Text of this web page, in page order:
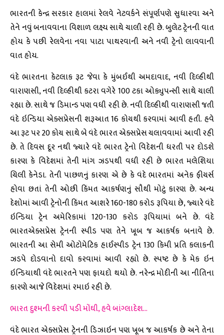
ભારતની કેન્દ્ર સરકાર હાલમાં રેલવે નેટવર્કને સંપૂર્ણપણે સુધારવા અને
તેને નવું બનાવવાના વિશાળ લક્ષ્ય સાથે ચાલી રહી છે. બુલેટ ટ્રેનની વાત
હોય કે પછી રેલવેના નવા પાટા પાથરવાની અને નવી ટ્રેનો લાવવાની
વાત હોય.
વંદે ભારતના કેટલાક રૂટ જેવા કે મુંબઈથી અમદાવાદ, નવી દિલ્હીથી
વારાણસી, નવી દિલ્હીથી કટરા વગેરે 100 ટકા ઓક્યુપન્સી સાથે ચાલી
રહ્યા છે. સાથે જ ડિમાન્ડ પણ વધી રહી છે. નવી દિલ્હીથી વારાણસી જતી
વંદે ઇન્ડિયા એક્સપ્રેસની શરૂઆત 16 કોચથી કરવામાં આવી હતી. હવે
આ રૂટ પર 20 કોચ સાથે બે વંદે ભારત એક્સપ્રેસ ચલાવવામાં આવી રહી
છે. તે દિવસ દૂર નથી જ્યારે વંદે ભારત ટ્રેનો વિદેશની ધરતી પર દોડશે
કારણ કે વિદેશમાં તેની માંગ ઝડપથી વધી રહી છે ભારત મલેશિયા
ચિલી કેનેડા. તેની પાછળનું કારણ એ છે કે વંદે ભારતમાં અનેક ફીચર્સ
હોવા છતાં તેની ઓછી કિંમત આકર્ષણનું સૌથી મોટું કારણ છે. અન્ય
દેશોમાં આવી ટ્રેનોની કિંમત આશરે 160-180 કરોડ રૂપિયા છે, જ્યારે વંદે
ઇન્ડિયા ટ્રેન અમેરિકામાં 120-130 કરોડ રૂપિયામાં બને છે. વંદે
ભારતએક્સપ્રેસ ટ્રેનની સ્પીડ પણ તેને ખૂબ જ આકર્ષક બનાવે છે.
ભારતની આ સેમી ઓટોમેટિક હાઈસ્પીડ ટ્રેન 130 કિમી પ્રતિ કલાકની
ઝડપે દોડવાનો દાવો કરવામાં આવી રહ્યો છે. સ્પષ્ટ છે કે મેક ઇન
ઇન્ડિયાથી વંદે ભારતને પણ ફાયદો થયો છે. નરેન્દ્ર મોદીની આ નીતિના
કારણે આજે વિદેશમાં રમાઇ રહી છે.
ભારત દુશ્મની કરવી પડી મોંઘી, હવે બાંગ્લાદેશ…
વંદે ભારત એક્સપ્રેસ ટ્રેનની ડિઝાઇન પણ ખૂબ જ આકર્ષક છે અને તેના